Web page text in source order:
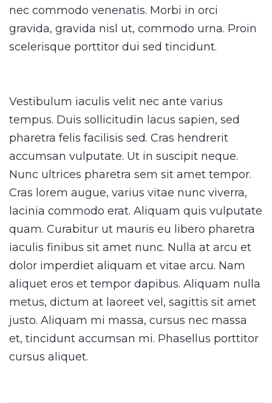
nec commodo venenatis. Morbi in orci
gravida, gravida nisl ut, commodo urna. Proin
scelerisque porttitor dui sed tincidunt.
Vestibulum iaculis velit nec ante varius
tempus. Duis sollicitudin lacus sapien, sed
pharetra felis facilisis sed. Cras hendrerit
accumsan vulputate. Ut in suscipit neque.
Nunc ultrices pharetra sem sit amet tempor.
Cras lorem augue, varius vitae nunc viverra,
lacinia commodo erat. Aliquam quis vulputate
quam. Curabitur ut mauris eu libero pharetra
iaculis finibus sit amet nunc. Nulla at arcu et
dolor imperdiet aliquam et vitae arcu. Nam
aliquet eros et tempor dapibus. Aliquam nulla
metus, dictum at laoreet vel, sagittis sit amet
justo. Aliquam mi massa, cursus nec massa
et, tincidunt accumsan mi. Phasellus porttitor
cursus aliquet.